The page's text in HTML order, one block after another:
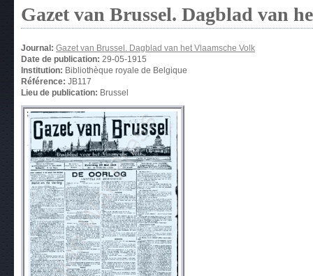
Gazet van Brussel. Dagblad van
Journal: Gazet van Brussel. Dagblad van het Vlaamsche Volk
Date de publication: 29-05-1915
Institution: Bibliothèque royale de Belgique
Référence: JB117
Lieu de publication: Brussel